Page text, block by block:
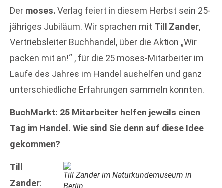
Der moses. Verlag feiert in diesem Herbst sein 25-
jähriges Jubiläum. Wir sprachen mit Till Zander,
Vertriebsleiter Buchhandel, über die Aktion „Wir
packen mit an!“ , für die 25 moses-Mitarbeiter im
Laufe des Jahres im Handel aushelfen und ganz
unterschiedliche Erfahrungen sammeln konnten.
BuchMarkt: 25 Mitarbeiter helfen jeweils einen
Tag im Handel. Wie sind Sie denn auf diese Idee
gekommen?
Till Zander im Naturkundemuseum in
Berlin
Till
Zander: